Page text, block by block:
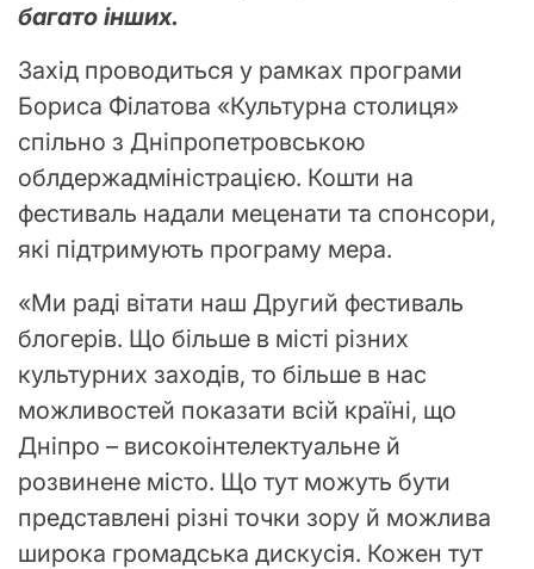
багато інших.
Захід проводиться у рамках програми
Бориса Філатова «Культурна столиця»
спільно з Дніпропетровською
облдержадміністрацією. Кошти на
фестиваль надали меценати та спонсори,
які підтримують програму мера.
«Ми раді вітати наш Другий фестиваль
блогерів. Що більше в місті різних
культурних заходів, то більше в нас
можливостей показати всій країні, що
Дніпро – високоінтелектуальне й
розвинене місто. Що тут можуть бути
представлені різні точки зору й можлива
широка громадська дискусія. Кожен тут